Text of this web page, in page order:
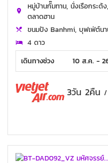
หมู่บ้านกั๊มทาน, นั่งเรือกระด้
ตลาดฮาน
ขนมปัง Banhmi, บุฟเฟ่ต์น
4 ดาว
เดินทางช่วง
10 ส.ค. -
3วัน 2คืน /